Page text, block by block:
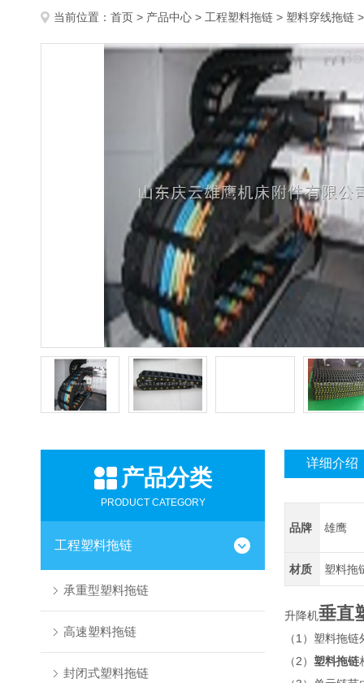
当前位置： 首页 > 产品中心 > 工程塑料拖链 > 塑料穿线拖链
产品分类
PRODUCT CATEGORY
工程塑料拖链
承重型塑料拖链
高速塑料拖链
封闭式塑料拖链
详细介绍
品牌 雄鹰
材质 塑料拖
升降机垂直
（1）塑料拖
（2） 塑料拖链